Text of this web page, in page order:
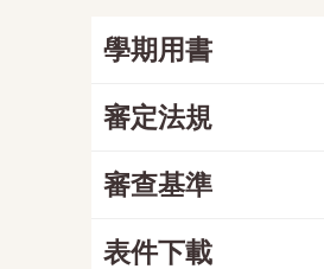
學期用書
審定法規
審查基準
表件下載